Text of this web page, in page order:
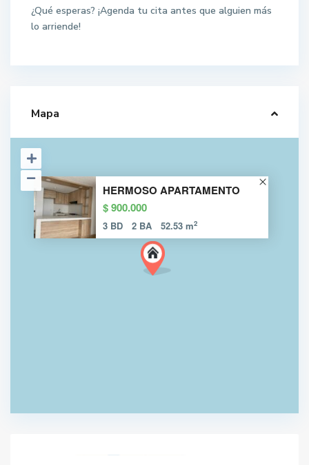
¿Qué esperas? ¡Agenda tu cita antes que alguien más
lo arriende!
Mapa
HERMOSO APARTAMENTO
$ 900.000
3 BD 2 BA 52.53 m2